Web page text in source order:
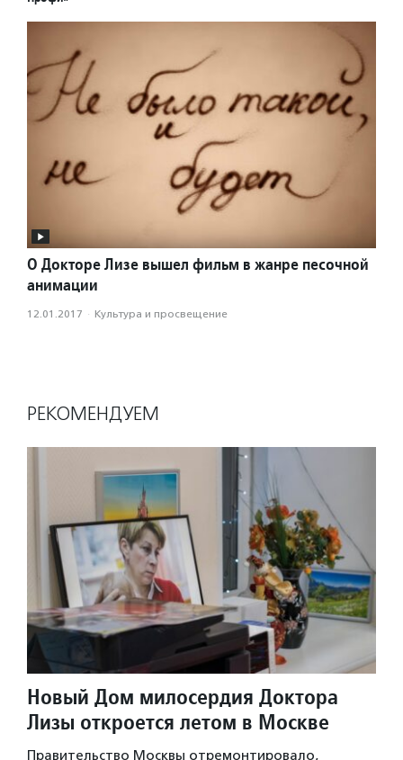
О Докторе Лизе вышел фильм в жанре песочной
анимации
12.01.2017 · Культура и просвещение
РЕКОМЕНДУЕМ
Новый Дом милосердия Доктора
Лизы откроется летом в Москве
Правительство Москвы отремонтировало,